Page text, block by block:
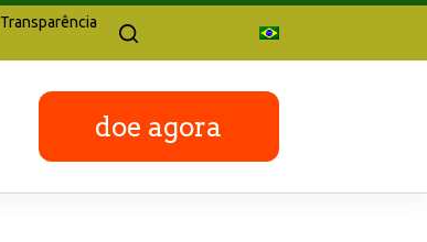
Transparência
doe agora